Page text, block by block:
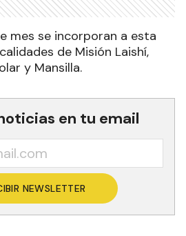
mes se incorporan a esta
de Misión Laishí,
y Mansilla.
en tu email
NEWSLETTER